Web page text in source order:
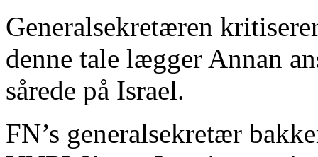
Generalsekretæren
denne tale lægger Annan
sårede på Israel.
FN’s generalsekretær